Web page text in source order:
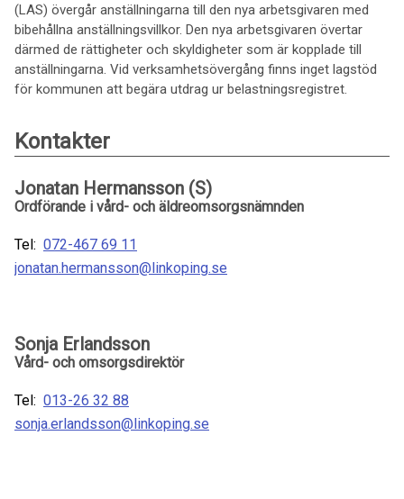
(LAS) övergår anställningarna till den nya arbetsgivaren med
bibehållna anställningsvillkor. Den nya arbetsgivaren övertar
därmed de rättigheter och skyldigheter som är kopplade till
anställningarna. Vid verksamhetsövergång finns inget lagstöd
för kommunen att begära utdrag ur belastningsregistret.
Kontakter
Jonatan Hermansson (S)
Ordförande i vård- och äldreomsorgsnämnden
Tel: 072-467 69 11
jonatan.hermansson@linkoping.se
Sonja Erlandsson
Vård- och omsorgsdirektör
Tel: 013-26 32 88
sonja.erlandsson@linkoping.se